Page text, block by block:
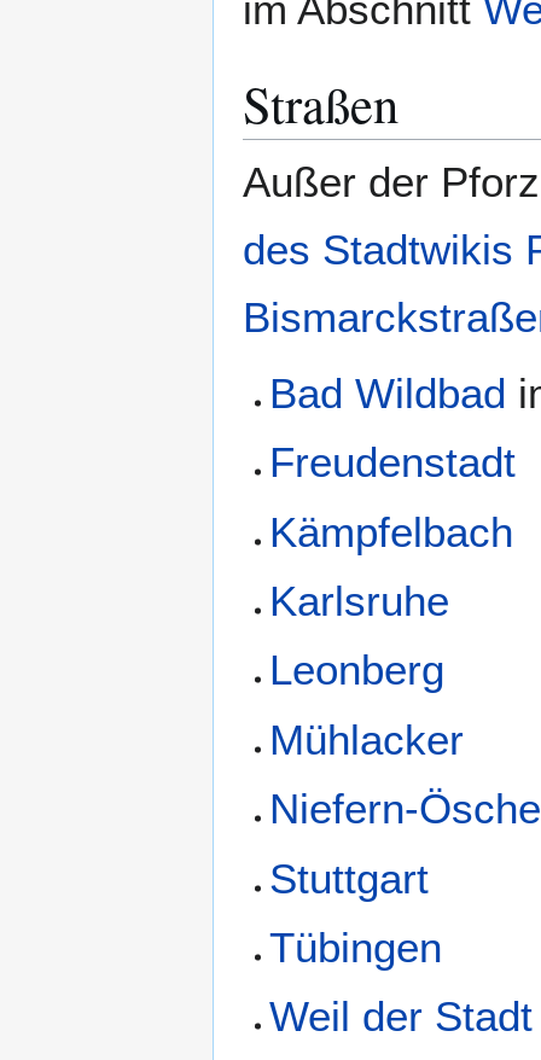
Straßen
Außer der
des Stadtwikis
Bad Wildbad
Freudenstadt
Kämpfelbach
Karlsruhe
Leonberg
Mühlacker
Niefern-
Stuttgart
Tübingen
Weil der Stadt